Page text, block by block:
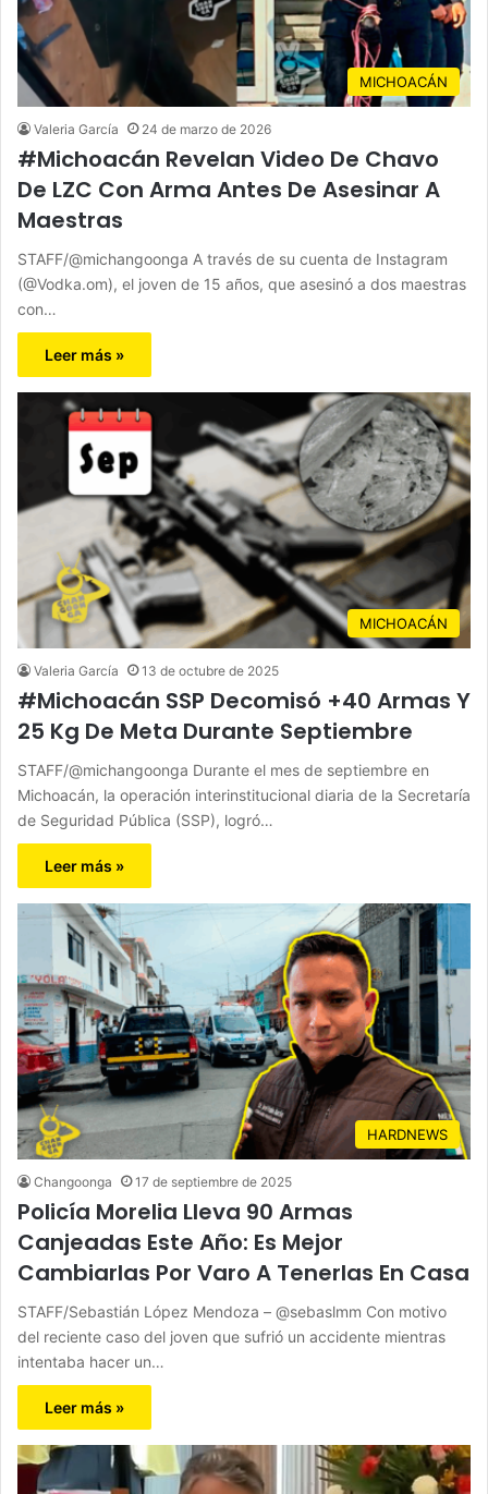
MICHOACÁN
Valeria García 24 de marzo de 2026
#Michoacán Revelan Video De Chavo
De LZC Con Arma Antes De Asesinar A
Maestras
STAFF/@michangoonga A través de su cuenta de Instagram
(@Vodka.om), el joven de 15 años, que asesinó a dos maestras
con…
Leer más »
MICHOACÁN
Valeria García 13 de octubre de 2025
#Michoacán SSP Decomisó +40 Armas Y
25 Kg De Meta Durante Septiembre
STAFF/@michangoonga Durante el mes de septiembre en
Michoacán, la operación interinstitucional diaria de la Secretaría
de Seguridad Pública (SSP), logró…
Leer más »
HARDNEWS
Changoonga 17 de septiembre de 2025
Policía Morelia Lleva 90 Armas
Canjeadas Este Año: Es Mejor
Cambiarlas Por Varo A Tenerlas En Casa
STAFF/Sebastián López Mendoza – @sebaslmm Con motivo
del reciente caso del joven que sufrió un accidente mientras
intentaba hacer un…
Leer más »